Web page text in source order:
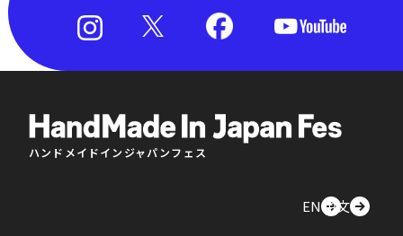
ハンドメイドインジャパンフェス
EN中文